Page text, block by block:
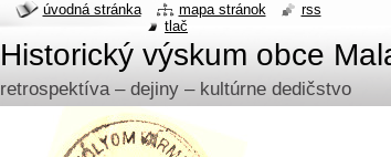
Historický výskum obce
retrospektíva – dejiny – kultúrne dedičstvo
úvodná stránka mapa stránok
rss
tlač